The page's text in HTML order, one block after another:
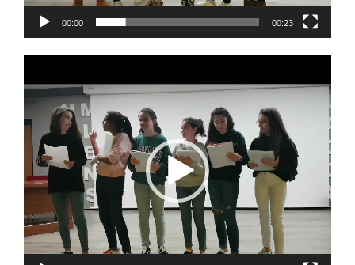
00:00 00:23
de
vídeo